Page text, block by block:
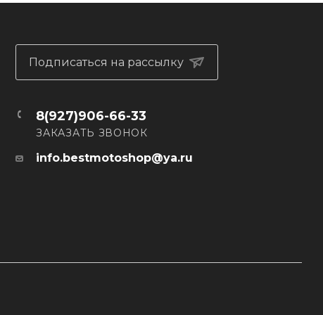
Подписаться на рассылку
8(927)906-66-33
ЗАКАЗАТЬ ЗВОНОК
info.bestmotoshop@ya.ru